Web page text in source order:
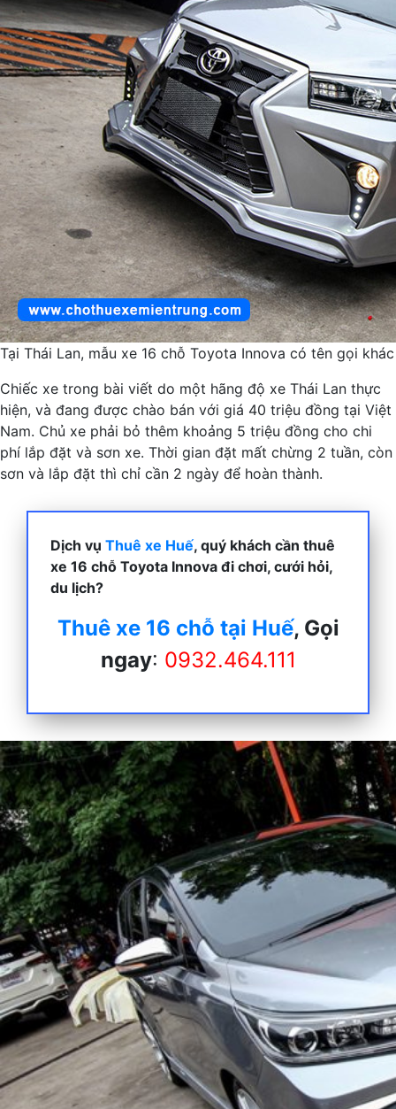
Tại Thái Lan, mẫu xe 16 chỗ Toyota Innova có tên gọi
Chiếc xe trong bài viết do một hãng độ xe Thái Lan thực
hiện, và đang được chào bán với giá 40 triệu đồng tại Việt
Nam. Chủ xe phải bỏ thêm khoảng 5 triệu đồng cho chi
phí lắp đặt và sơn xe. Thời gian đặt mất chừng 2 tuần, còn
sơn và lắp đặt thì chỉ cần 2 ngày để hoàn thành.
Dịch vụ Thuê xe Huế, quý khách cần thuê
xe 16 chỗ Toyota Innova đi chơi, cưới hỏi,
du lịch?
Thuê xe 16 chỗ tại Huế, Gọi
ngay: 0932.464.111